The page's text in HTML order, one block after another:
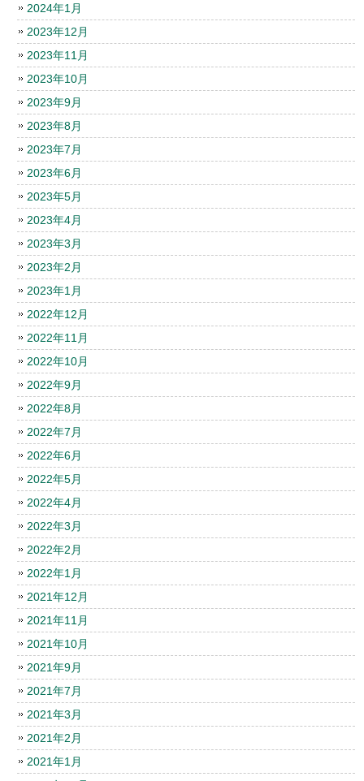
2024年1月
2023年12月
2023年11月
2023年10月
2023年9月
2023年8月
2023年7月
2023年6月
2023年5月
2023年4月
2023年3月
2023年2月
2023年1月
2022年12月
2022年11月
2022年10月
2022年9月
2022年8月
2022年7月
2022年6月
2022年5月
2022年4月
2022年3月
2022年2月
2022年1月
2021年12月
2021年11月
2021年10月
2021年9月
2021年7月
2021年3月
2021年2月
2021年1月